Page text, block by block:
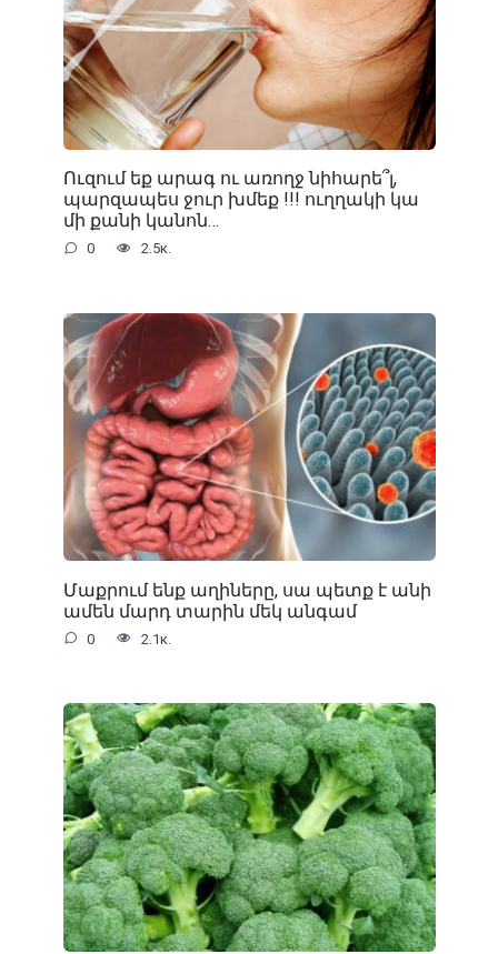
Ուզում եք արագ ու առողջ նիհարե՞լ,
պարզապես ջուր խմեք !!! ուղղակի կա
մի քանի կանոն…
0 2.5к.
Մաքրում ենք աղիները, սա պետք է անի
ամեն մարդ տարին մեկ անգամ
0 2.1к.